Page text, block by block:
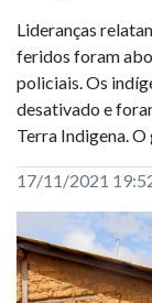
Lideranças
feridos foram
policiais. Os
desativado e
Terra Indigena.
17/11/2021